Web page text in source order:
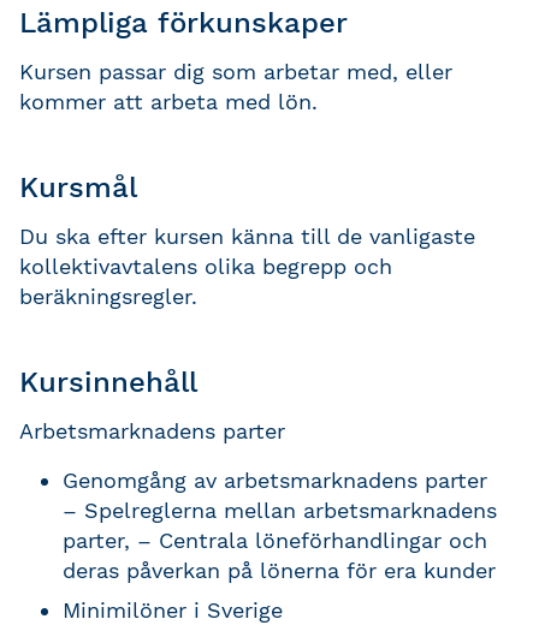
Lämpliga förkunskaper
Kursen passar dig som arbetar med, eller
kommer att arbeta med lön.
Kursmål
Du ska efter kursen känna till de vanligaste
kollektivavtalens olika begrepp och
beräkningsregler.
Kursinnehåll
Arbetsmarknadens parter
Genomgång av arbetsmarknadens parter
– Spelreglerna mellan arbetsmarknadens
parter, – Centrala löneförhandlingar och
deras påverkan på lönerna för era kunder
Minimilöner i Sverige